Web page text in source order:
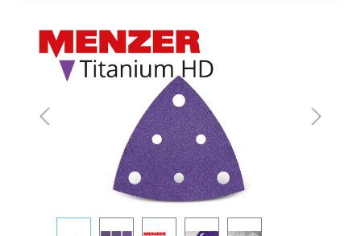
Bildergalerie überspringen